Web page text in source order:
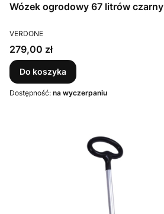
Wózek ogrodowy 67 litrów czarny
PRODUCENT
VERDONE
Cena
279,00 zł
Do koszyka
Dostępność: na wyczerpaniu